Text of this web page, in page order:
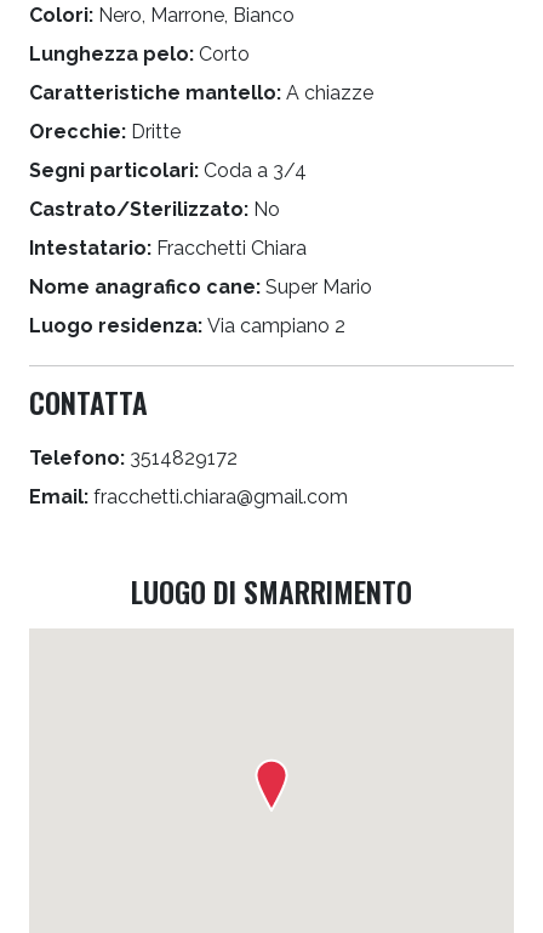
Colori: Nero, Marrone, Bianco
Lunghezza pelo: Corto
Caratteristiche mantello: A chiazze
Orecchie: Dritte
Segni particolari: Coda a 3/4
Castrato/Sterilizzato: No
Intestatario: Fracchetti Chiara
Nome anagrafico cane: Super Mario
Luogo residenza: Via campiano 2
CONTATTA
Telefono: 3514829172
Email: fracchetti.chiara@gmail.com
LUOGO DI SMARRIMENTO